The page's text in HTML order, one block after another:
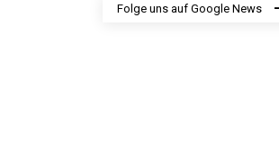
Folge uns auf Google News